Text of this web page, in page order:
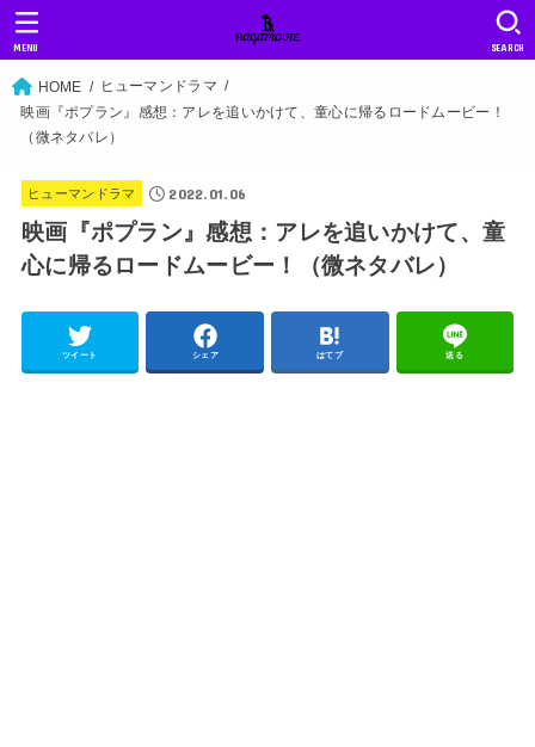
SEARCH
MENU
HOME
ヒューマンドラマ
映画『ポプラン』感想：アレを追いかけて、童心に帰るロードムービー！
（微ネタバレ）
ヒューマンドラマ 2022.01.06
映画『ポプラン』感想：アレを追いかけて、童
心に帰るロードムービー！（微ネタバレ）
ツイート シェア はてブ 送る